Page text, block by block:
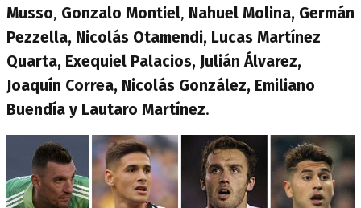
Musso, Gonzalo Montiel, Nahuel Molina, Germán
Pezzella, Nicolás Otamendi, Lucas Martínez
Quarta, Exequiel Palacios, Julián Álvarez,
Joaquín Correa, Nicolás González, Emiliano
Buendía y Lautaro Martínez.